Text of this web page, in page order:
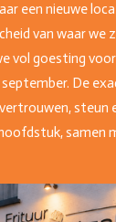
een nieuwe
van waar we
vol goesting
De
steun
samen